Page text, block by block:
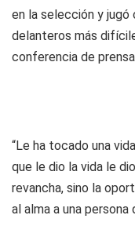
en la selección y jugó
delanteros más
conferencia de
“Le ha tocado una
que le dio la vida le
revancha, sino la
al alma a una persona